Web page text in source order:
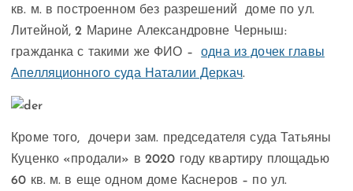
кв. м. в построенном без разрешений доме по ул.
Литейной, 2 Марине Александровне Черныш:
гражданка с такими же ФИО –одна из дочек главы
Апелляционного суда Наталии Деркач.
Кроме того, дочери зам. председателя суда Татьяны
Куценко «продали» в 2020 году квартиру площадью
60 кв. м. в еще одном доме Каснеров – по ул.